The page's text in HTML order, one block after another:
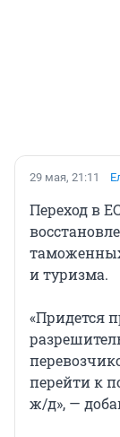
29 мая, 21:11
Переход в
и туризма.
«Придется
перейти к
ж/д», —